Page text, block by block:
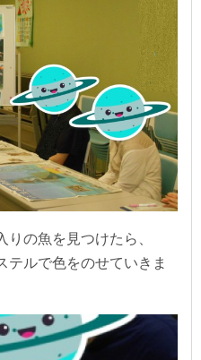
の魚を見つけたら、
テルで色をのせていきま